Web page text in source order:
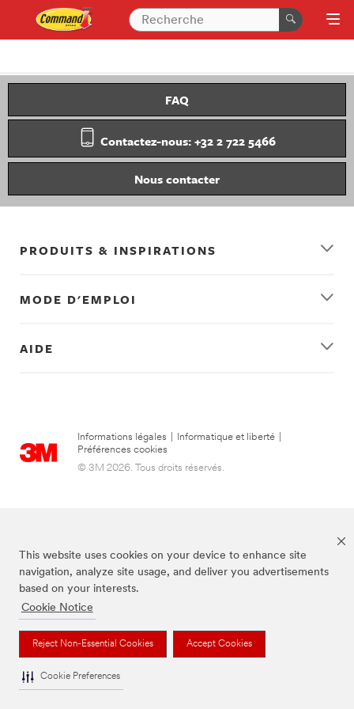
This website uses cookies on your device to enhance site
navigation, analyze site usage, and deliver you advertisements
based on your interests.
Cookie Notice
Reject Non-Essential Cookies Accept Cookies
Cookie Preferences
FAQ
Contactez-nous: +32 2 722 5466
Nous contacter
PRODUITS & INSPIRATIONS
MODE D'EMPLOI
AIDE
Informations légales Informatique et liberté
Préférences cookies
© 3M 2026. Tous droits réservés.
La marque Command est une marque déposée de 3M.